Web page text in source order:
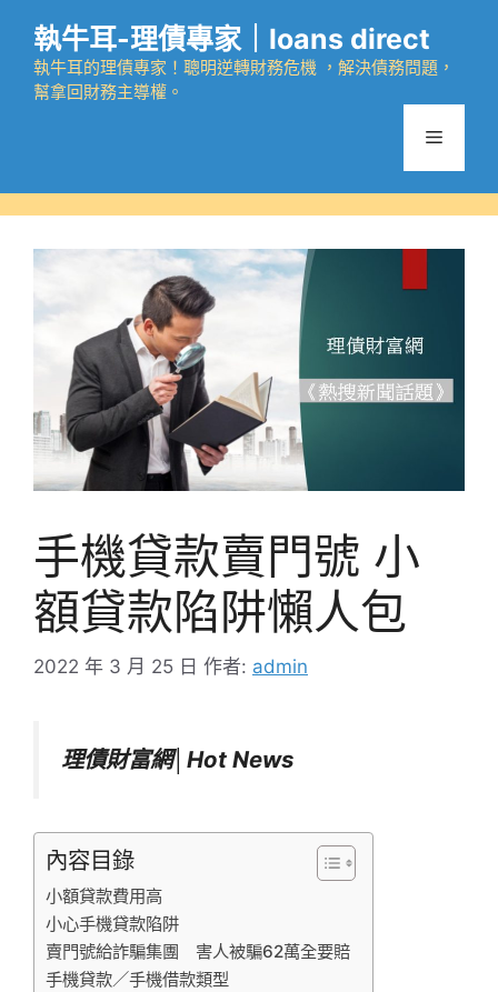
執牛耳-理債專家｜loans direct
執牛耳的理債專家！聰明逆轉財務危機 ，解決債務問題，
幫拿回財務主導權。
選
手機貸款賣門號 小
額貸款陷阱懶人包
2022 年 3 月 25 日 作者: admin
理債財富網│Hot News
內容目錄
小額貸款費用高
小心手機貸款陷阱
賣門號給詐騙集團 害人被騙62萬全要賠
手機貸款／手機借款類型